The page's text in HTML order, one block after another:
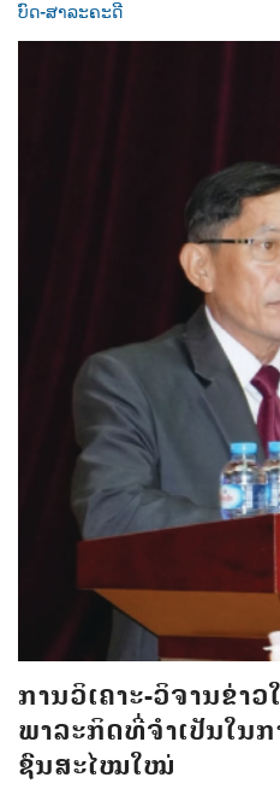
ບົດ-ສາລະຄະດີ
ການວິເຄາະ-ວິຈານຂ່າ
ພາລະກິດທີ່ຈຳເປັນໃນ
ຊົນສະໄໝໃໝ່